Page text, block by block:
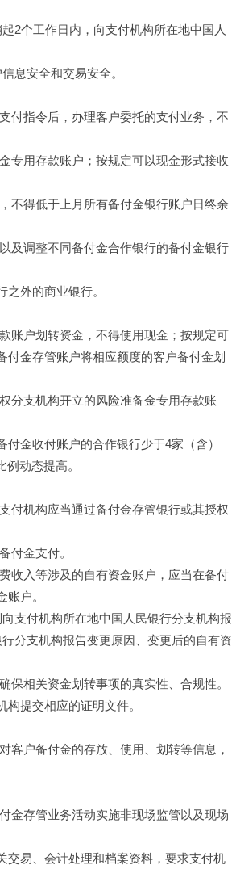
2个工作日内，向支付机构所在地中国人
息安全和交易安全。
付指令后，办理客户委托的支付业务，不
专用存款账户；按规定可以现金形式接收
不得低于上月所有备付金银行账户日终余
及调整不同备付金合作银行的备付金银行
外的商业银行。
账户划转资金，不得使用现金；按规定可
金存管账户将相应额度的客户备付金划
分支机构开立的风险准备金专用存款账
金收付账户的合作银行少于4家（含）
动态提高。
付机构应当通过备付金存管银行或其授权
付金支付。
收入等涉及的自有资金账户，应当在备付
户。
支付机构所在地中国人民银行分支机构报
分支机构报告变更原因、变更后的自有资
相关资金划转事项的真实性、合规性。
提交相应的证明文件。
客户备付金的存放、使用、划转等信息，
金存管业务活动实施非现场监管以及现场
交易、会计处理和档案资料，要求支付机